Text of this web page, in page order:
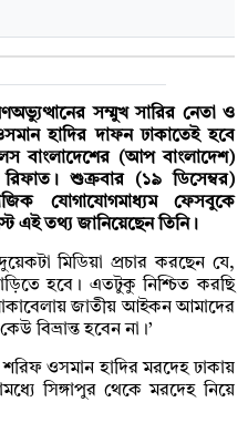
সম্মুখ সারির নেতা ও
হাদির দাফন ঢাকাতেই হবে
বাংলাদেশের (আপ বাংলাদেশ)
রিফাত। শুক্রবার (১৯ ডিসেম্বর)
যোগাযোগমাধ্যম ফেসবুকে
এই তথ্য জানিয়েছেন তিনি।
মিডিয়া প্রচার করছেন যে,
হবে। এতটুকু নিশ্চিত করছি
জাতীয় আইকন আমাদের
বিভ্রান্ত হবেন না।’
ওসমান হাদির মরদেহ ঢাকায়
সিঙ্গাপুর থেকে মরদেহ নিয়ে